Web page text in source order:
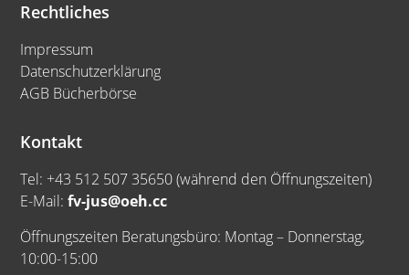
Rechtliches
Impressum
Datenschutzerklärung
AGB Bücherbörse
Kontakt
Tel: +43 512 507 35650 (während den Öffnungszeiten)
E-Mail:fv-jus@oeh.cc
Öffnungszeiten Beratungsbüro: Montag – Donnerstag,
10:00-15:00